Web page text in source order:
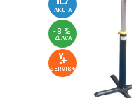
8.
AKCIA
-8 %
ZĽAVA
SERVIS+